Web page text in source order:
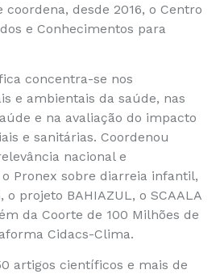
desde 2016, o Centro
e Conhecimentos para
concentra-se nos
e ambientais da saúde, nas
e na avaliação do impacto
e sanitárias. Coordenou
nacional e
Pronex sobre diarreia infantil,
o projeto BAHIAZUL, o SCAALA
da Coorte de 100 Milhões de
Cidacs-Clima.
artigos científicos e mais de